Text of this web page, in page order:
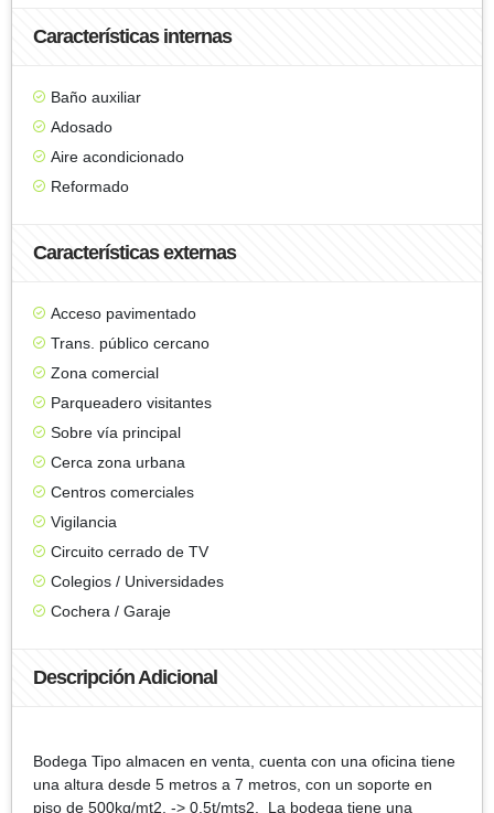
Características internas
Baño auxiliar
Adosado
Aire acondicionado
Reformado
Características externas
Acceso pavimentado
Trans. público cercano
Zona comercial
Parqueadero visitantes
Sobre vía principal
Cerca zona urbana
Centros comerciales
Vigilancia
Circuito cerrado de TV
Colegios / Universidades
Cochera / Garaje
Descripción Adicional
Bodega Tipo almacen en venta, cuenta con una oficina tiene
una altura desde 5 metros a 7 metros, con un soporte en
piso de 500kg/mt2. -> 0.5t/mts2. La bodega tiene una